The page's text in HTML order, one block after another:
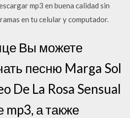
mp3 en buena calidad sin
en tu celular y computador.
Вы можете
песню Marga Sol
De La Rosa Sensual
а также